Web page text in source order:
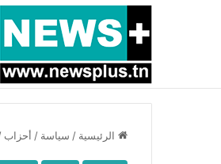
أخبار عاجلة بسبب المرزوقي
الرئيسية / سياسة / أحزاب